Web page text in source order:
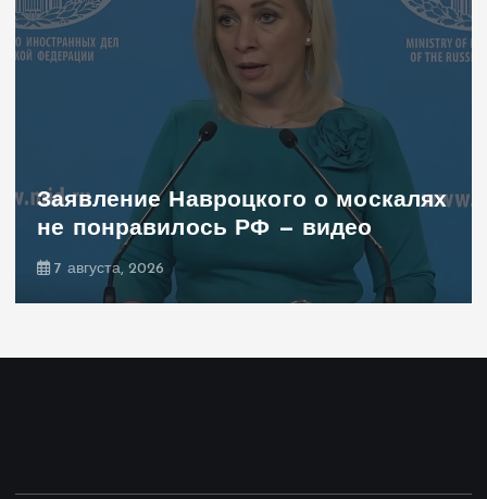
Заявление Навроцкого о москалях
не понравилось РФ — видео
7 августа, 2026